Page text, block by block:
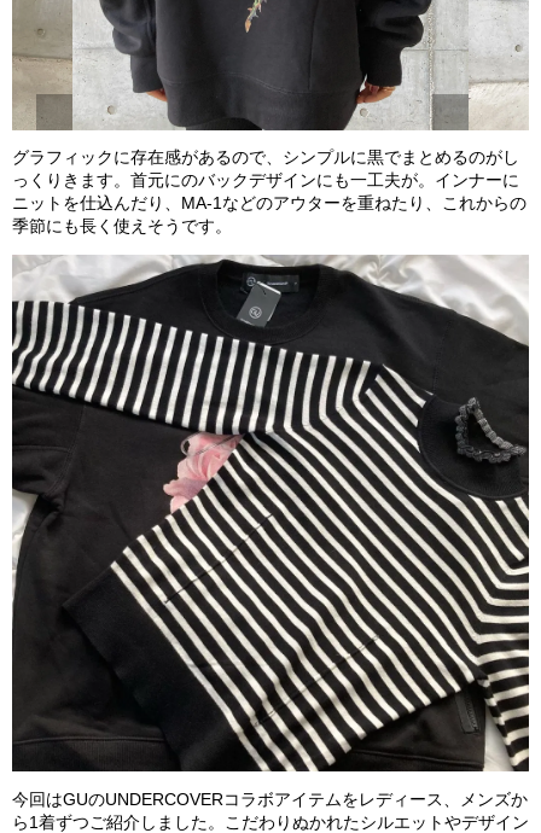
グラフィックに存在感があるので、シンプルに黒でまとめるのがし
っくりきます。首元にのバックデザインにも一工夫が。インナーに
ニットを仕込んだり、MA-1などのアウターを重ねたり、これからの
季節にも長く使えそうです。
今回はGUのUNDERCOVERコラボアイテムをレディース、メンズか
ら1着ずつご紹介しました。こだわりぬかれたシルエットやデザイン